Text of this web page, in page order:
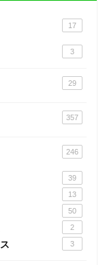
17
3
29
357
246
39
13
50
2
3